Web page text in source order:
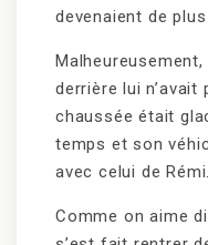
devenaient de
derrière lui n’avait
chaussée était
temps et son
avec celui de Rémi.
Comme on aime